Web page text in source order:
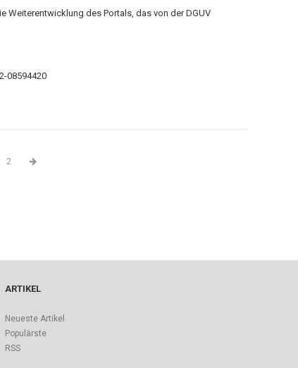
Weiterentwicklung des Portals, das von der DGUV
08594420
2
ARTIKEL
Neueste Artikel
Populärste
RSS